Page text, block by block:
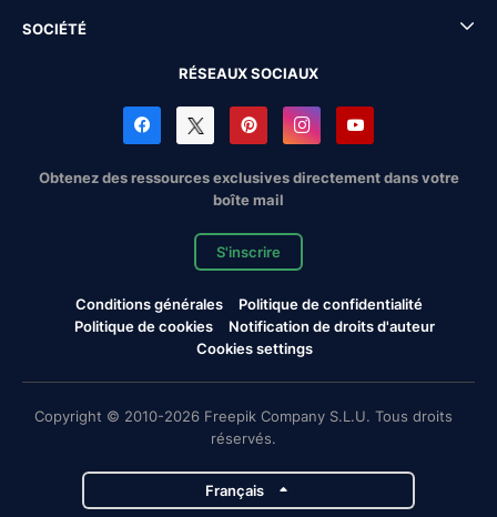
SOCIÉTÉ
RÉSEAUX SOCIAUX
Obtenez des ressources exclusives directement dans votre
boîte mail
S'inscrire
Conditions générales
Politique de confidentialité
Politique de cookies
Notification de droits d'auteur
Cookies settings
Copyright © 2010-2026 Freepik Company S.L.U. Tous droits
réservés.
Français